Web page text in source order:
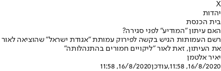
X
יהדות
בית הכנסת
האם עיתון "המודיע" לפני סגירה?
רשם העמותות הגיש בקשה לפירוק עמותת "אגודת ישראל" שהוציאה לאור
את העיתון, זאת לאור "ליקויים חמורים בהתנהלותה"
יאיר אלטמן
16/8/2020, 11:58
,עודכן16/8/2020, 11:58